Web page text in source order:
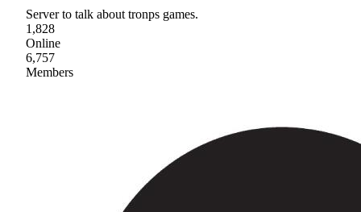
Server to talk about tronps games.
1,828
Online
6,757
Members